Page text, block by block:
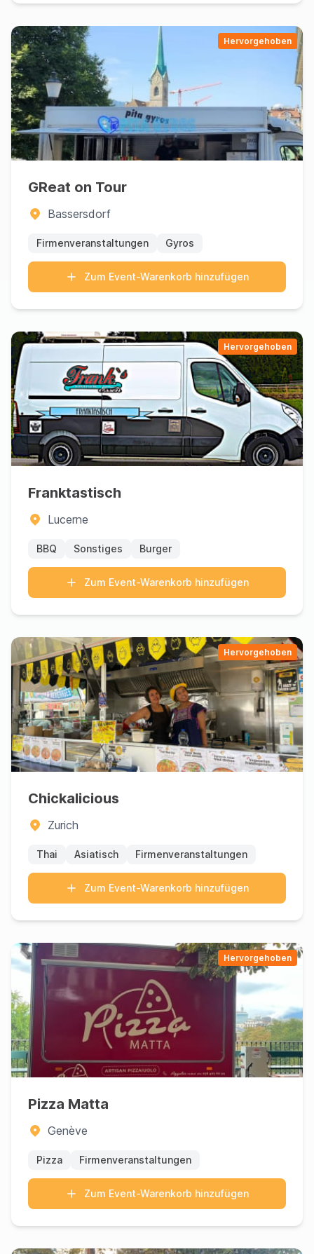
Hervorgehoben
GReat on Tour
Bassersdorf
Firmenveranstaltungen Gyros
Zum Event-Warenkorb hinzufügen
Hervorgehoben
Franktastisch
Lucerne
BBQ Sonstiges Burger
Zum Event-Warenkorb hinzufügen
Hervorgehoben
Chickalicious
Zurich
Thai Asiatisch Firmenveranstaltungen
Zum Event-Warenkorb hinzufügen
Hervorgehoben
Pizza Matta
Genève
Pizza Firmenveranstaltungen
Zum Event-Warenkorb hinzufügen